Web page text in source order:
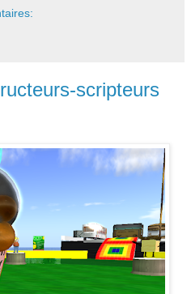
scripteurs